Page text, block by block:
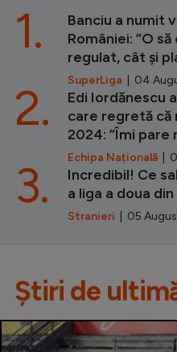
Banciu a numit
României: ”O
regulat, cât și
SuperLiga | 04
1.
Edi Iordănescu
care regretă că
2024: ”Îmi pare
Echipa Națională |
2.
Incredibil! Ce
a liga a doua
Stranieri | 05
3.
Știri de